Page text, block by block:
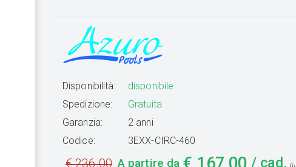
Disponibilità:
disponibile
Spedizione:
Gratuita
Garanzia:
2 anni
Codice:
3EXX-CIRC-460
€236.00 A partire da / cad.